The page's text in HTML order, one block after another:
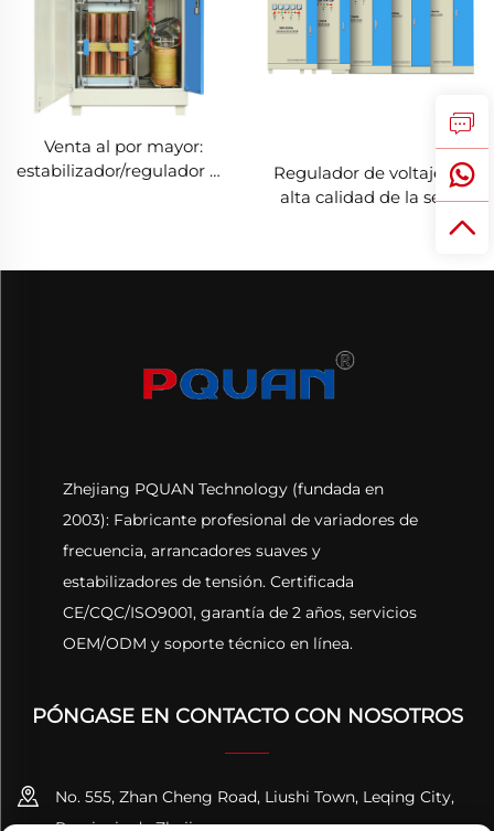
Venta al por mayor:
estabilizador/regulador de
compensador
Regulador de voltaje de
alta calidad de la serie
SBW, 380 V, 1200 kVA,
kVA, 150 kVA, 50 kVA,
Zhejiang PQUAN Technology (fundada en
2003): Fabricante profesional de variadores de
frecuencia, arrancadores suaves y
estabilizadores de tensión. Certificada
CE/CQC/ISO9001, garantía de 2 años, servicios
OEM/ODM y soporte técnico en línea.
PÓNGASE EN CONTACTO CON NOSOTROS
No. 555, Zhan Cheng Road, Liushi Town, Leqing City,